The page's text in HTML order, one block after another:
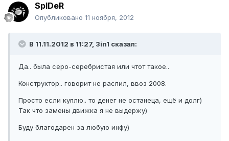
SpIDeR
Опубликовано 11 ноября, 2012
В 11.11.2012 в 11:27, 3in1 сказал:
Да.. была серо-серебристая или чтот такое..
Конструктор.. говорит не распил, ввоз 2008.
Просто если куплю.. то денег не останеца, ещё и долг)
Так что замены движка я не выдержу)
Буду благодарен за любую инфу)